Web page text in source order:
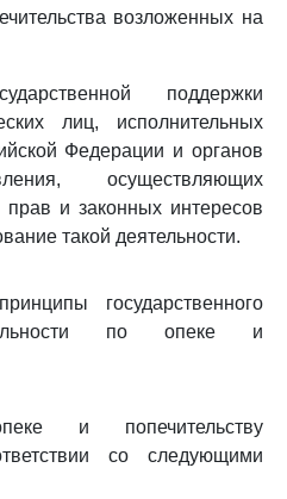
возложенных на
поддержки
лиц, исполнительных
Федерации и органов
осуществляющих
прав и законных интересов
такой деятельности.
государственного
по опеке и
и попечительству
со следующими